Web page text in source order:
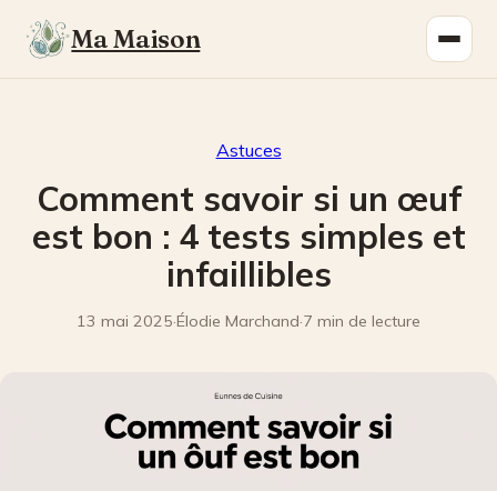
Ma Maison
Astuces
Comment savoir si un œuf
est bon : 4 tests simples et
infaillibles
13 mai 2025·Élodie Marchand·7 min de lecture